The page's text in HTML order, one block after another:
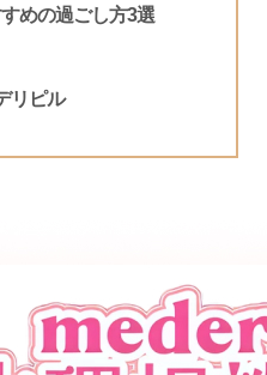
めの過ごし方3選
リピル